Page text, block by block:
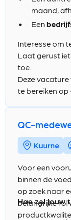
wettelijke
Opmaken
bij
duidelijke
maand,
Een
Een
Een
vaste
32
De
Een
Interesse om
Laat gerust
toe.
Deze
te bereiken op
QC-
Kuurne
Voor een
binnen de
op zoek naar
belangrijke rol
Hoe zal jouw